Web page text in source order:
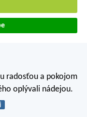
radosťou a pokojom
oplývali nádejou.